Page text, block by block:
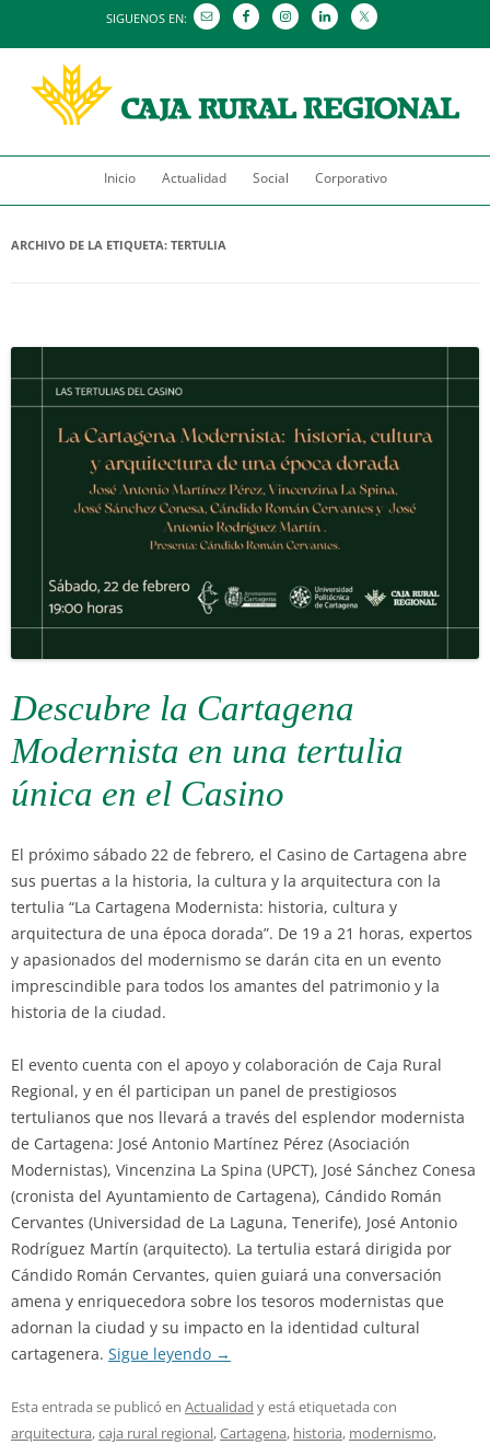
SIGUENOS EN:
Saltar
al
Inicio Actualidad Social Corporativo
ARCHIVO DE LA ETIQUETA: TERTULIA
Descubre la Cartagena
Modernista en una tertulia
única en el Casino
El próximo sábado 22 de febrero, el Casino de Cartagena abre
sus puertas a la historia, la cultura y la arquitectura con la
tertulia “La Cartagena Modernista: historia, cultura y
arquitectura de una época dorada”. De 19 a 21 horas, expertos
y apasionados del modernismo se darán cita en un evento
imprescindible para todos los amantes del patrimonio y la
historia de la ciudad.
El evento cuenta con el apoyo y colaboración de Caja Rural
Regional, y en él participan un panel de prestigiosos
tertulianos que nos llevará a través del esplendor modernista
de Cartagena: José Antonio Martínez Pérez (Asociación
Modernistas), Vincenzina La Spina (UPCT), José Sánchez Conesa
(cronista del Ayuntamiento de Cartagena), Cándido Román
Cervantes (Universidad de La Laguna, Tenerife), José Antonio
Rodríguez Martín (arquitecto). La tertulia estará dirigida por
Cándido Román Cervantes, quien guiará una conversación
amena y enriquecedora sobre los tesoros modernistas que
adornan la ciudad y su impacto en la identidad cultural
cartagenera. Sigue leyendo →
Esta entrada se publicó en Actualidad y está etiquetada con
arquitectura,caja rural regional,Cartagena, historia, modernismo,